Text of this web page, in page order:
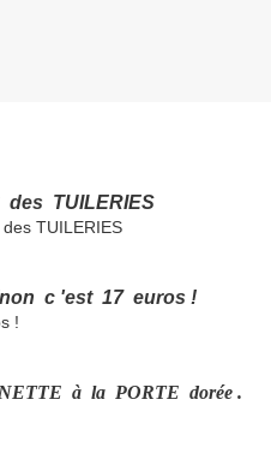
des TUILERIES
c 'est 17 euros !
à la PORTE dorée .